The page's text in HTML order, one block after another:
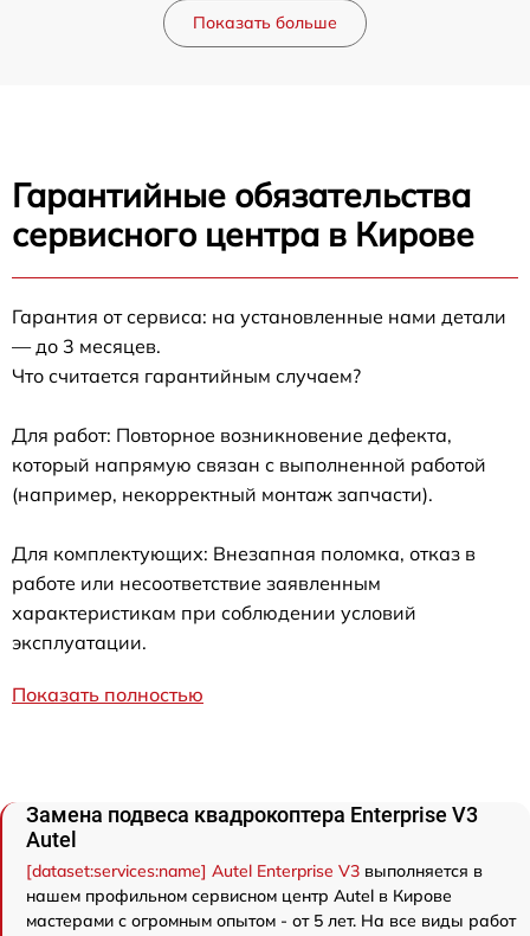
Показать больше
Гарантийные обязательства
сервисного центра в Кирове
Гарантия от сервиса: на установленные нами детали
— до 3 месяцев.
Что считается гарантийным случаем?
Для работ: Повторное возникновение дефекта,
который напрямую связан с выполненной работой
(например, некорректный монтаж запчасти).
Для комплектующих: Внезапная поломка, отказ в
работе или несоответствие заявленным
характеристикам при соблюдении условий
эксплуатации.
Показать полностью
Замена подвеса квадрокоптера Enterprise V3
Autel
[dataset:services:name] Autel Enterprise V3 выполняется в
нашем профильном сервисном центр Autel в Кирове
мастерами с огромным опытом - от 5 лет. На все виды работ